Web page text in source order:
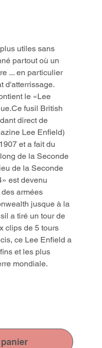
utiles sans
partout où un
... en particulier
d'atterrissage.
le «Lee
fusil British
direct de
Lee Enfield)
et a fait du
de la Seconde
de la Seconde
est devenu
armées
jusque à la
a tiré un tour de
clips de 5 tours
ce Lee Enfield a
et les plus
mondiale.